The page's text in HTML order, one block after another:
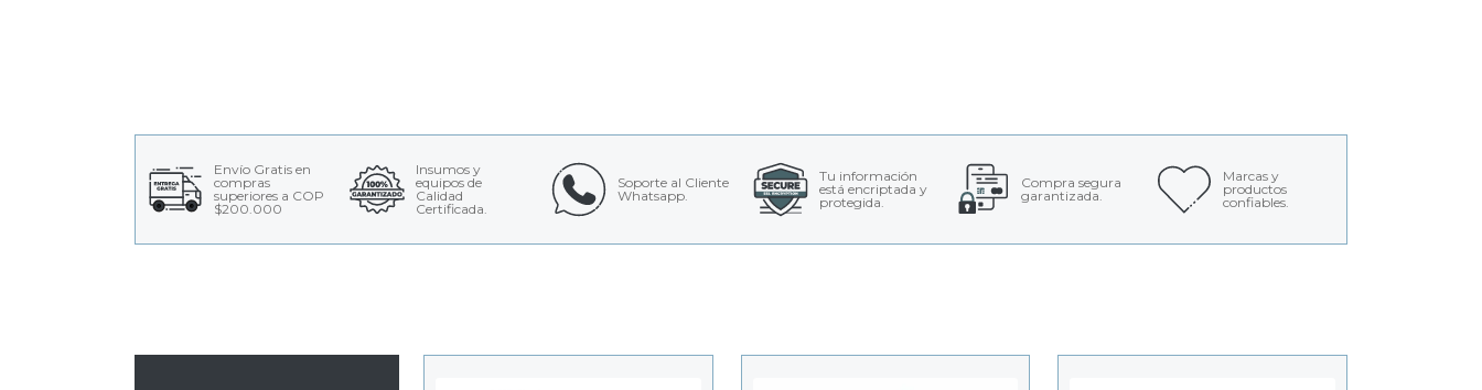
Envío Gratis en
compras
superiores a COP
$200.000
Insumos y
equipos de
Calidad
Certificada.
Soporte al Cliente
Whatsapp.
Tu información
está encriptada y
protegida.
Compra segura
garantizada.
Marcas y
productos
confiables.